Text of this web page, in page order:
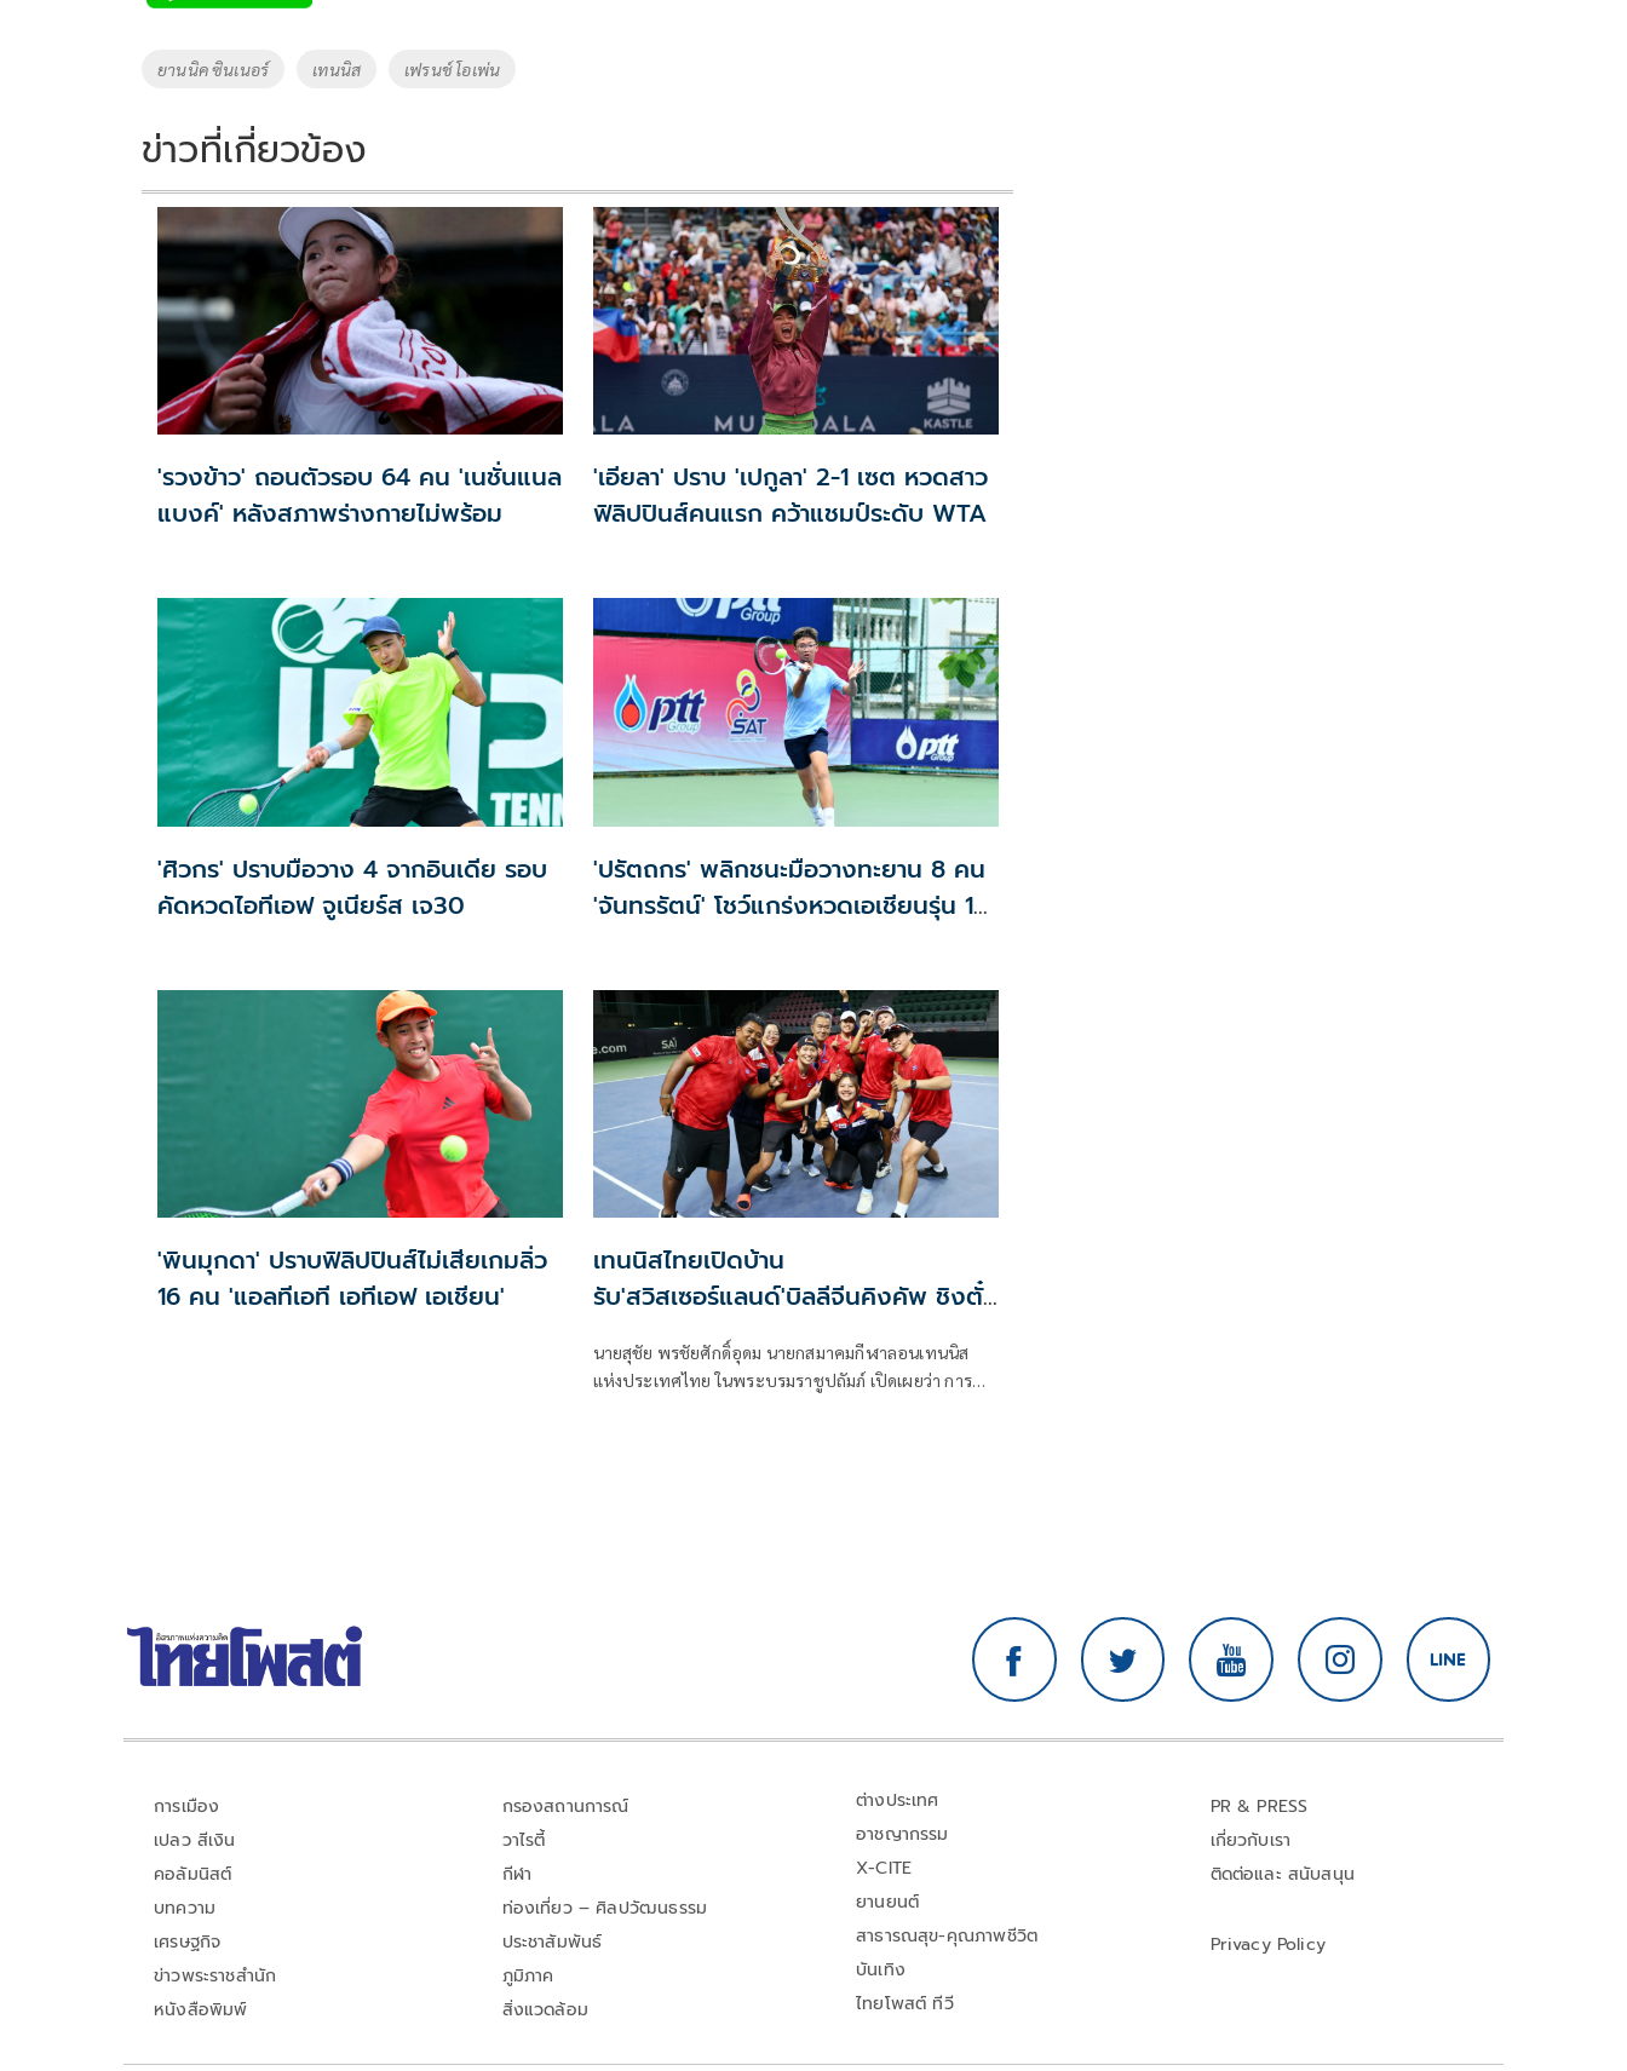
b
o
k
er y
Li
k
Tags
ยานนิค ซินเนอร์ เทนนิส เฟรนช์ โอเพ่น
ข่าวที่เกี่ยวข้อง
'รวงข้าว' ถอนตัวรอบ 64 คน 'เนชั่นแนล
แบงค์' หลังสภาพร่างกายไม่พร้อม
'เอียลา' ปราบ 'เปกูลา' 2-1 เซต หวดสาว
ฟิลิปปินส์คนแรก คว้าแชมป์ระดับ WTA
'ศิวกร' ปราบมือวาง 4 จากอินเดีย รอบ
คัดหวดไอทีเอฟ จูเนียร์ส เจ30
'ปรัตถกร' พลิกชนะมือวางทะยาน 8 คน
'จันทรรัตน์' โชว์แกร่งหวดเอเชียนรุ่น 14
'พินมุกดา' ปราบฟิลิปปินส์ไม่เสียเกมลิ่ว
16 คน 'แอลทีเอที เอทีเอฟ เอเชียน'
เทนนิสไทยเปิดบ้าน
รับ'สวิสเซอร์แลนด์'บิลลีจีนคิงคัพ ชิงตั๋ว
นายสุชัย พรชัยศักดิ์อุดม นายกสมาคมกีฬาลอนเทนนิส
แห่งประเทศไทย ในพระบรมราชูปถัมภ์ เปิดเผยว่า การ
การเมือง
เปลว สีเงิน
คอลัมนิสต์
บทความ
เศรษฐกิจ
ข่าวพระราชสำนัก
หนังสือพิมพ์
กรองสถานการณ์
วาไรตี้
กีฬา
ท่องเที่ยว – ศิลปวัฒนธรรม
ประชาสัมพันธ์
ภูมิภาค
สิ่งแวดล้อม
ต่างประเทศ
อาชญากรรม
X-CITE
ยานยนต์
สาธารณสุข-คุณภาพชีวิต
บันเทิง
ไทยโพสต์ ทีวี
PR & PRESS
เกี่ยวกับเรา
ติดต่อและ สนับสนุน
Privacy Policy